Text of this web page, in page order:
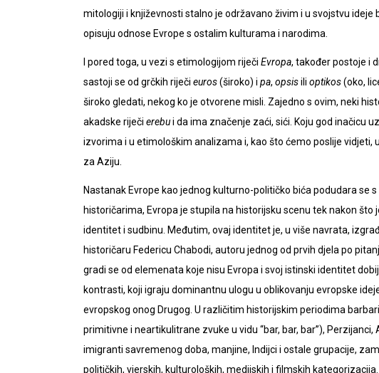
mitologiji i književnosti stalno je održavano živim i u svojstvu
opisuju odnose Evrope s ostalim kulturama i narodima.
I pored toga, u vezi s etimologijom riječi Evropa, također postoje i
sastoji se od grčkih riječi euros(široko) i pa, opsisili optikos(oko,
široko gledati, nekog ko je otvorene misli. Zajedno s ovim, neki
akadske riječi erebui da ima značenje zaći, sići. Koju god inačicu
izvorima i u etimološkim analizama i, kao što ćemo poslije vidjeti,
za Aziju.
Nastanak Evrope kao jednog kulturno-političko bića podudara se
historičarima, Evropa je stupila na historijsku scenu tek nakon
identitet i sudbinu. Međutim, ovaj identitet je, u više navrata,
historičaru Federicu Chabodi, autoru jednog od prvih djela po
gradi se od elemenata koje nisu Evropa i svoj istinski identitet
kontrasti, koji igraju dominantnu ulogu u oblikovanju evropske
evropskog onog Drugog. U različitim historijskim periodima
primitivne i neartikulitrane zvuke u vidu “bar, bar, bar”),
imigranti savremenog doba, manjine, Indijci i ostale grupacije,
političkih, vjerskih, kulturoloških, medijskih i filmskih